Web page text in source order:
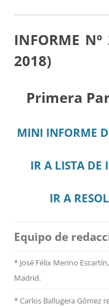
INFORME
2018)
Primera
MINI INFORME
IR A LISTA DE
IR A
Equipo de
* José Félix Merino
Madrid.
* Carlos Ballugera Gómez